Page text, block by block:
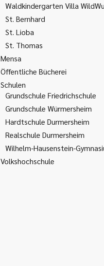
Waldkindergarten Villa
St. Bernhard
St. Lioba
St. Thomas
Mensa
Öffentliche Bücherei
Schulen
Grundschule Friedrichschule
Grundschule Würmersheim
Hardtschule Durmersheim
Realschule Durmersheim
Wilhelm-Hausenstein-
Volkshochschule